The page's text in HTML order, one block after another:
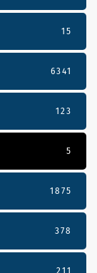
15
6341
123
5
1875
378
211